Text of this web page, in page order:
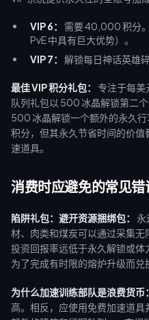
VIP 6：
需要 40,000 积分
PvE 中具有巨大优势）。
VIP 7：
解锁每日神话英雄
最佳 VIP 积分礼包：
专注于每美
队列礼包以 500 冰晶解锁第二
500 冰晶解锁一个额外的永久
积分，但其永久节省时间的价
速道具。
消费时应避免的常见错
陷阱礼包：避开资源捆绑包：
永
材、肉类和煤炭可以通过采集
投资回报率远低于永久解锁或
为了完成有时限的熔炉升级而兑
为什么加速训练部队是浪费货币：
高。相反，应使用免费加速道